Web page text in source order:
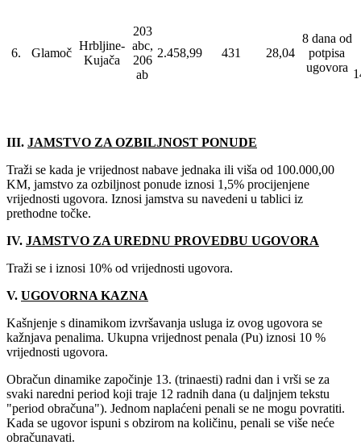
6. Glamoč
Hrbljine-
Kujača
203
abc,
206
ab
2.458,99 431 28,04
8 dana od
potpisa
ugovora
III. JAMSTVO ZA OZBILJNOST PONUDE
Traži se kada je vrijednost nabave jednaka ili viša od 100.000,00
KM, jamstvo za ozbiljnost ponude iznosi 1,5% procijenjene
vrijednosti ugovora. Iznosi jamstva su navedeni u tablici iz
prethodne točke.
IV. JAMSTVO ZA UREDNU PROVEDBU UGOVORA
Traži se i iznosi 10% od vrijednosti ugovora.
V. UGOVORNA KAZNA
Kašnjenje s dinamikom izvršavanja usluga iz ovog ugovora se
kažnjava penalima. Ukupna vrijednost penala (Pu) iznosi 10 %
vrijednosti ugovora.
Obračun dinamike započinje 13. (trinaesti) radni dan i vrši se za
svaki naredni period koji traje 12 radnih dana (u daljnjem tekstu
"period obračuna"). Jednom naplaćeni penali se ne mogu povratiti.
Kada se ugovor ispuni s obzirom na količinu, penali se više neće
obračunavati.